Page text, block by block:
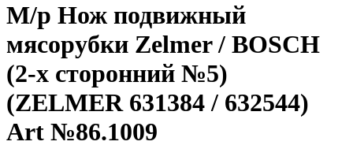
М/р Нож подвижный
мясорубки Zelmer / BOSCH
(2-х сторонний №5)
(ZELMER 631384 / 632544)
Art №86.1009